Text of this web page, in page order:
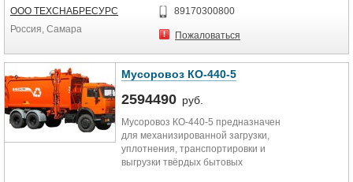
ООО ТЕХСНАБРЕСУРС
Россия, Самара
89170300800
Пожаловаться
Мусоровоз КО-440-5
2594490 руб.
Мусоровоз КО-440-5 предназначен
для механизированной загрузки,
уплотнения, транспортировки и
выгрузки твёрдых бытовых